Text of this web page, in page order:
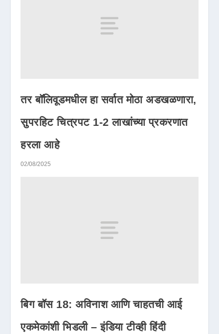
तर बॉलिवूडमधील हा सर्वात मोठा अडखळणारा,
सुपरहिट चित्रपट 1-2 लाखांच्या प्रकरणात
हरला आहे
02/08/2025
बिग बॉस 18: अविनाश आणि चाहतची आई
एकमेकांशी भिडली – इंडिया टीव्ही हिंदी